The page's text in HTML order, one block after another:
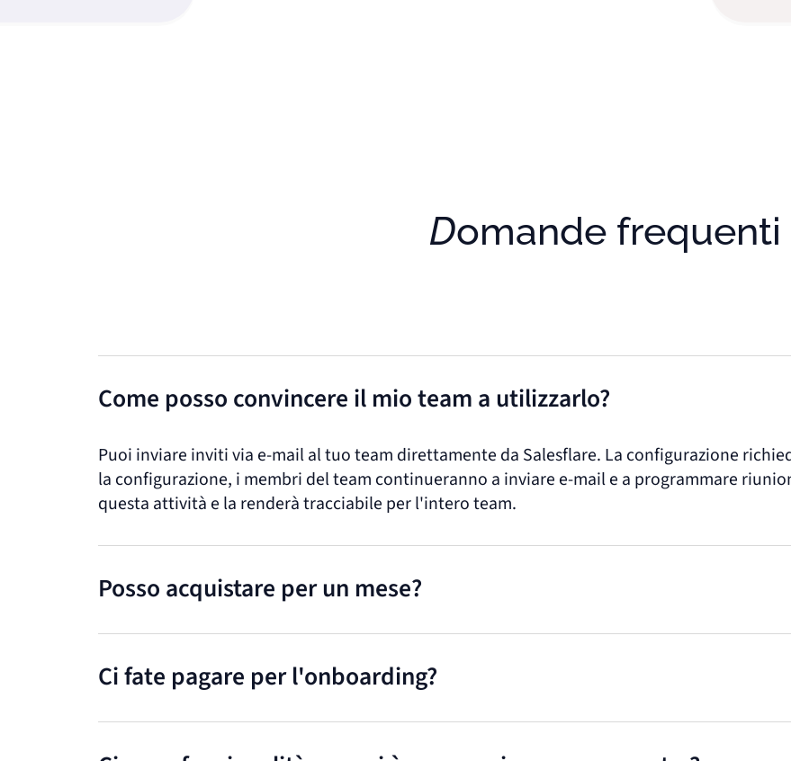
Domande frequenti
Come posso convincere il mio team a utilizzarlo?
Puoi inviare inviti via e-mail al tuo team direttamente da Salesflare. La configurazione
la configurazione, i membri del team continueranno a inviare e-mail e a programmare
questa attività e la renderà tracciabile per l'intero team.
Posso acquistare per un mese?
Ci fate pagare per l'onboarding?